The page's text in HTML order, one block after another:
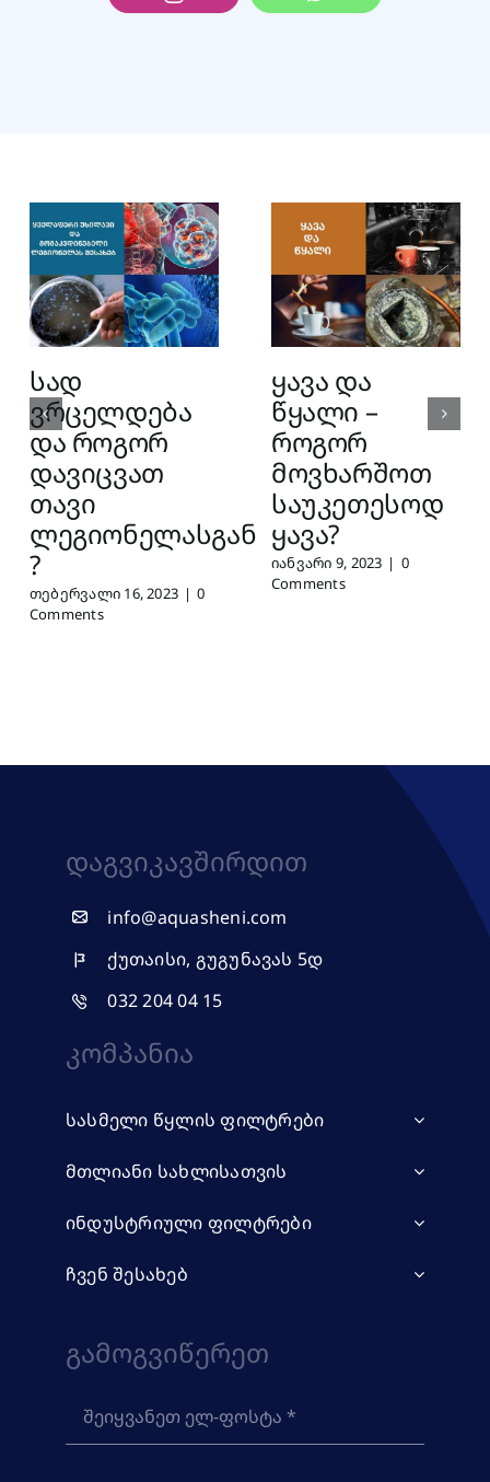
სად
ვრცელდება
და როგორ
დავიცვათ
თავი
ლეგიონელასგან
?
თებერვალი 16, 2023 | 0
Comments
ყავა და
წყალი –
როგორ
მოვხარშოთ
საუკეთესოდ
ყავა?
იანვარი 9, 2023 | 0
Comments
Დაგვიკავშირდით
info@aquasheni.com
ქუთაისი, გუგუნავას 5დ
032 204 04 15
Კომპანია
სასმელი წყლის ფილტრები
მთლიანი სახლისათვის
ინდუსტრიული ფილტრები
ჩვენ შესახებ
Გამოგვიწერეთ